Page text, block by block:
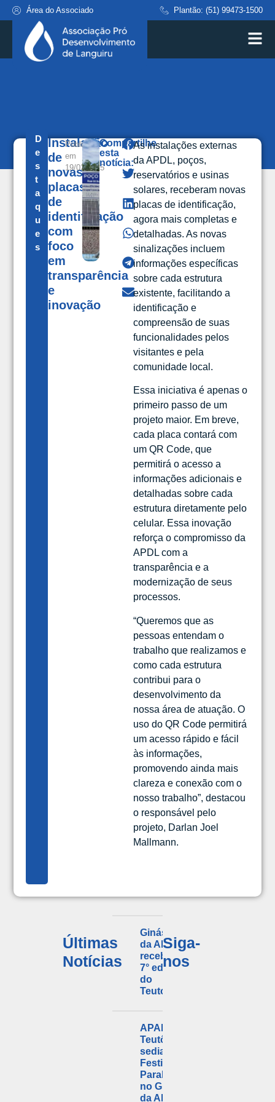
Área do Associado Plantão: (51) 99473-1500
D
e
s
t
a
q
u
e
s
Instalação
de
novas
placas
de
identificação
com
foco
em
transparência
e
inovação
Publicado
em
19/02/2025
Compartilhe
esta
notícia:
As instalações externas
da APDL, poços,
reservatórios e usinas
solares, receberam novas
placas de identificação,
agora mais completas e
detalhadas. As novas
sinalizações incluem
informações específicas
sobre cada estrutura
existente, facilitando a
identificação e
compreensão de suas
funcionalidades pelos
visitantes e pela
comunidade local.
Essa iniciativa é apenas o
primeiro passo de um
projeto maior. Em breve,
cada placa contará com
um QR Code, que
permitirá o acesso a
informações adicionais e
detalhadas sobre cada
estrutura diretamente pelo
celular. Essa inovação
reforça o compromisso da
APDL com a
transparência e a
modernização de seus
processos.
“Queremos que as
pessoas entendam o
trabalho que realizamos e
como cada estrutura
contribui para o
desenvolvimento da
nossa área de atuação. O
uso do QR Code permitirá
um acesso rápido e fácil
às informações,
promovendo ainda mais
clareza e conexão com o
nosso trabalho”, destacou
o responsável pelo
projeto, Darlan Joel
Mallmann.
Últimas
Notícias
Ginásio
da APDL
recebeu a
7° edição
do
Teutofight
APAE
Teutônia
sedia
Festival
Paralímpico
no Ginásio
da APDL
Siga-
nos